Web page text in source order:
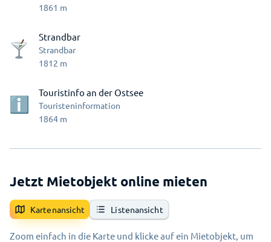
1861 m
Strandbar
Strandbar
1812 m
Touristinfo an der Ostsee
Touristeninformation
1864 m
Jetzt Mietobjekt online mieten
Kartenansicht Listenansicht
Zoom einfach in die Karte und klicke auf ein Mietobjekt, um